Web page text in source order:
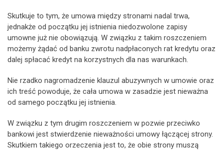
Skutkuje to tym, że umowa między stronami nadal trwa,
jednakże od początku jej istnienia niedozwolone zapisy
umowne już nie obowiązują. W związku z takim roszczeniem
możemy żądać od banku zwrotu nadpłaconych rat kredytu oraz
dalej spłacać kredyt na korzystnych dla nas warunkach.
Nie rzadko nagromadzenie klauzul abuzywnych w umowie oraz
ich treść powoduje, że cała umowa w zasadzie jest nieważna
od samego początku jej istnienia.
W związku z tym drugim roszczeniem w pozwie przeciwko
bankowi jest stwierdzenie nieważności umowy łączącej strony.
Skutkiem takiego orzeczenia jest to, że obie strony muszą